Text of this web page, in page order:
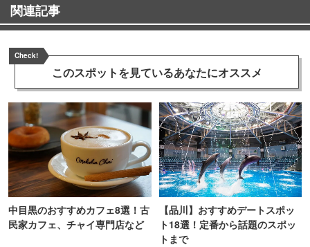
関連記事
Check!
このスポットを見ているあなたにオススメ
中目黒のおすすめカフェ8選！古
民家カフェ、チャイ専門店など
【品川】おすすめデートスポッ
ト18選！定番から話題のスポッ
トまで